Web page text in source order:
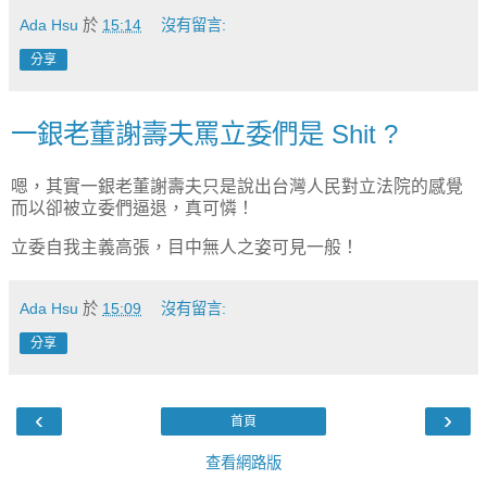
Ada Hsu 於 15:14 沒有留言:
分享
一銀老董謝壽夫罵立委們是 Shit ?
嗯，其實一銀老董謝壽夫只是說出台灣人民對立法院的感覺
而以卻被立委們逼退，真可憐！
立委自我主義高張，目中無人之姿可見一般！
Ada Hsu 於 15:09 沒有留言:
分享
‹ ›
首頁
查看網路版